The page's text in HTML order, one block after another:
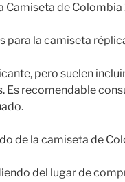
Camiseta de
para la camiseta
pero suelen
Es recomendable
de la camiseta de
del lugar de